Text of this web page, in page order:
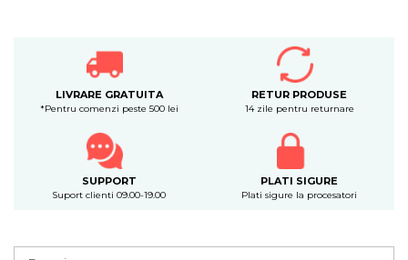
LIVRARE GRATUITA
*Pentru comenzi peste 500 lei
RETUR PRODUSE
14 zile pentru returnare
SUPPORT
Suport clienti 09.00-19.00
PLATI SIGURE
Plati sigure la procesatori